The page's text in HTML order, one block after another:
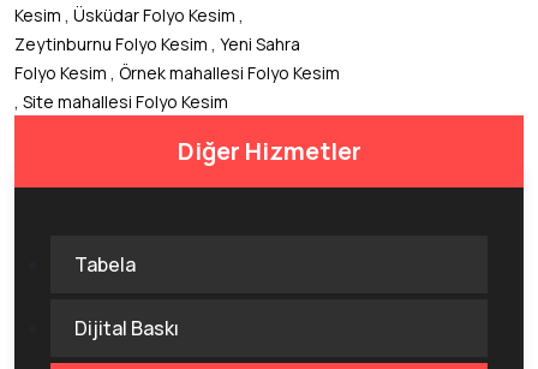
Kesim , Üsküdar Folyo Kesim ,
Zeytinburnu Folyo Kesim , Yeni Sahra
Folyo Kesim , Örnek mahallesi Folyo Kesim
, Site mahallesi Folyo Kesim
Diğer Hizmetler
Tabela
Dijital Baskı